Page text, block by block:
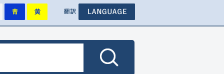
翻訳
背景を標準にします
背景を青色にします
背景を黄色にします
にします